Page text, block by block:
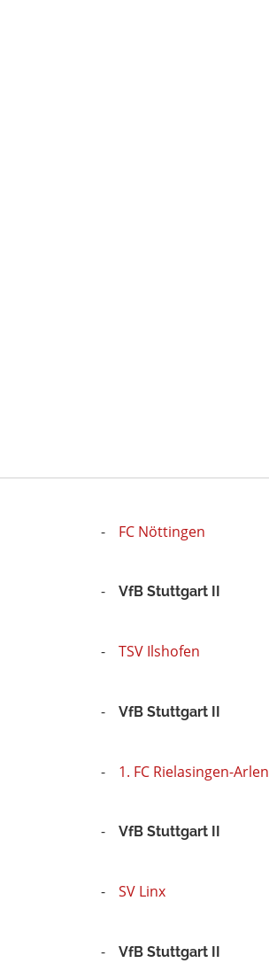
FC Nöttingen
VfB Stuttgart II
TSV Ilshofen
VfB Stuttgart II
1. FC Rielasingen-Arlen
VfB Stuttgart II
SV Linx
VfB Stuttgart II